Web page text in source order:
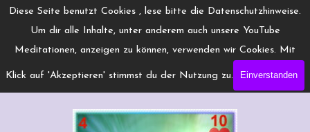
Diese Seite benutzt Cookies , lese bitte die Datenschutzhinweise.
Um dir alle Inhalte, unter anderem auch unsere YouTube
Meditationen, anzeigen zu können, verwenden wir Cookies. Mit
Klick auf 'Akzeptieren' stimmst du der Nutzung zu. Einverstanden
Direkt zum Seiteninhalt
www.Engelchanneling.de
Menü überspringen
Herz10